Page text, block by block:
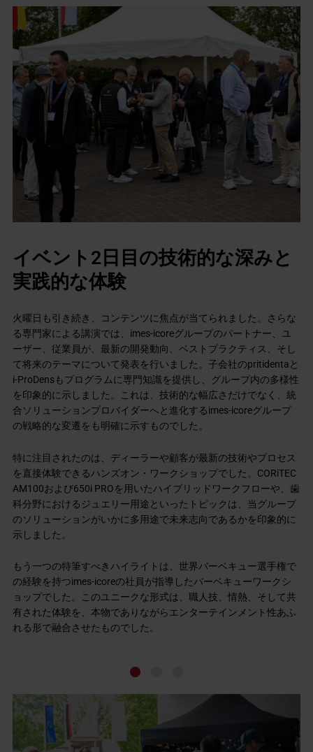
イベント2日目の技術的な深みと
実践的な体験
火曜日も引き続き、コンテンツに焦点が当てられました。さらな
る専門家による講演では、imes-icoreグループのパートナー、ユ
ーザー、従業員が、最新の開発動向、ベストプラクティス、そし
て将来のテーマについて発表を行いました。子会社のpritidentaと
i-ProDensもプログラムに専門知識を提供し、グループ内の多様性
を印象的に示しました。これは、技術的な幅広さだけでなく、統
合ソリューションプロバイダーへと進化するimes-icoreグループ
の戦略的な変遷をも明確に示すものでした。
特に注目されたのは、ディーラーや顧客が最新の技術やプロセス
を直接体験できるハンズオン・ワークショップでした。CORiTEC
AM100および650i PROを用いたハイブリッドワークフローや、歯
科分野におけるジュエリー用途といったトピックは、当グループ
のソリューションがいかに多用途で未来志向であるかを印象的に
示しました。
もう一つの特筆すべきハイライトは、世界バーベキュー選手権で
の経験を持つimes-icoreの社員が指導したバーベキューワークシ
ョップでした。このユニークな形式は、職人技、情熱、そして共
有された体験を、本物でありながらエンターテインメント性あふ
れる形で融合させたものでした。